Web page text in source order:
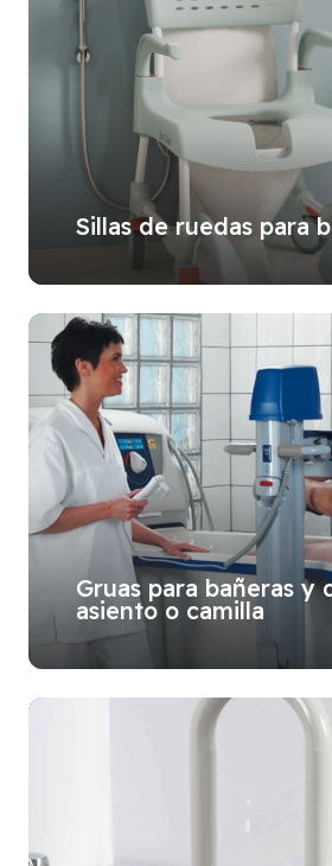
Sillas de ruedas para
Gruas para bañeras y
asiento o camilla